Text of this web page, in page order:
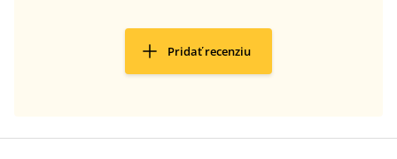
Pridať recenziu